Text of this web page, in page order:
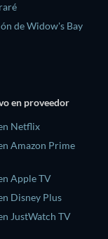
de Widow's Bay
en proveedor
Netflix
Amazon Prime
Apple TV
Disney Plus
JustWatch TV